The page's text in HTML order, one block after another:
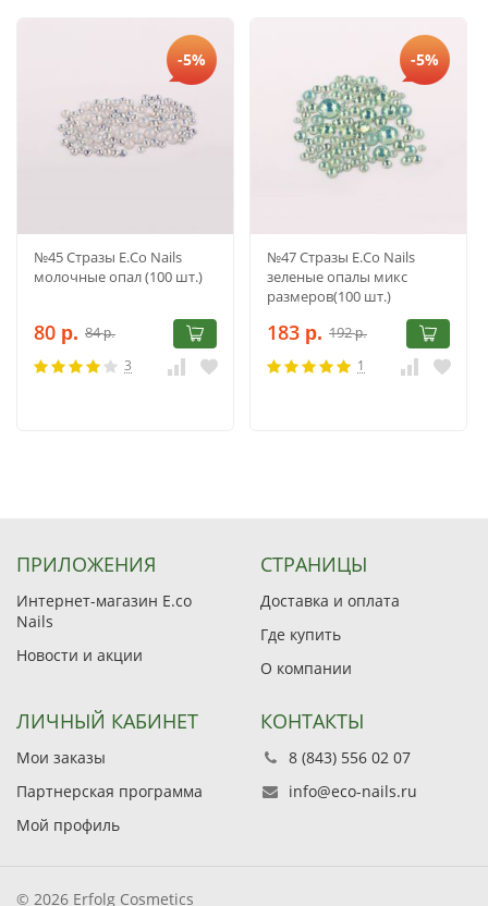
-5%
№45 Стразы E.Co Nails
молочные опал (100 шт.)
80 р. 84р.
3
-5%
№47 Стразы E.Co Nails
зеленые опалы микс
размеров(100 шт.)
183 р. 192р.
1
ПРИЛОЖЕНИЯ
Интернет-магазин E.co
Nails
Новости и акции
СТРАНИЦЫ
Доставка и оплата
Где купить
О компании
ЛИЧНЫЙ КАБИНЕТ
Мои заказы
Партнерская программа
Мой профиль
КОНТАКТЫ
8 (843) 556 02 07
info@eco-nails.ru
© 2026 Erfolg Cosmetics